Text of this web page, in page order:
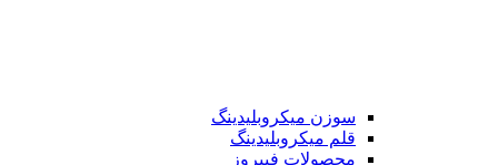
سوزن میکروبلیدینگ
قلم میکروبلیدینگ
محصولات فیبروز